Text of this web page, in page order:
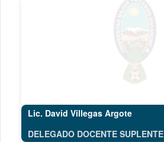
Lic. David Villegas Argote
DELEGADO DOCENTE SUPLENTE